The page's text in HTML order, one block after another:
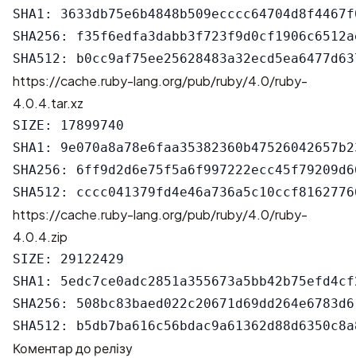
SHA1:
SHA256:
https://cache.ruby-lang.org/pub/ruby/4.0/ruby-
4.0.4.tar.xz
SIZE: 17899740
SHA1:
SHA256:
https://cache.ruby-lang.org/pub/ruby/4.0/ruby-
4.0.4.zip
SIZE: 29122429
SHA1:
SHA256:
Коментар до релізу